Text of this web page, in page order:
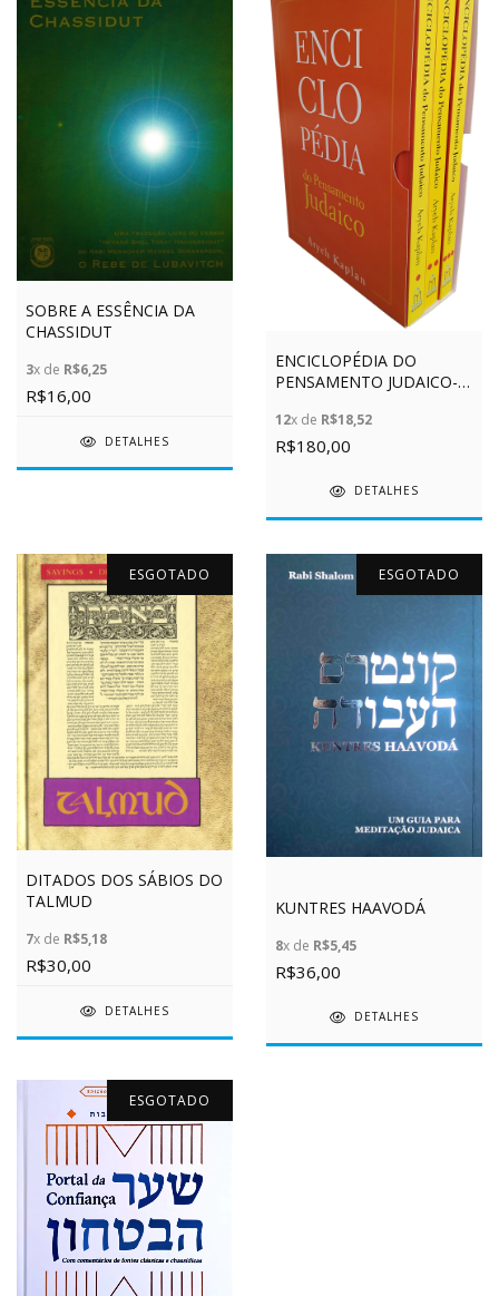
SOBRE A ESSÊNCIA DA
CHASSIDUT
3x de R$6,25
R$16,00
DETALHES
ENCICLOPÉDIA DO
PENSAMENTO JUDAICO-
12x de R$18,52
R$180,00
DETALHES
ESGOTADO
DITADOS DOS SÁBIOS DO
TALMUD
7x de R$5,18
R$30,00
DETALHES
ESGOTADO
KUNTRES HAAVODÁ
8x de R$5,45
R$36,00
DETALHES
ESGOTADO